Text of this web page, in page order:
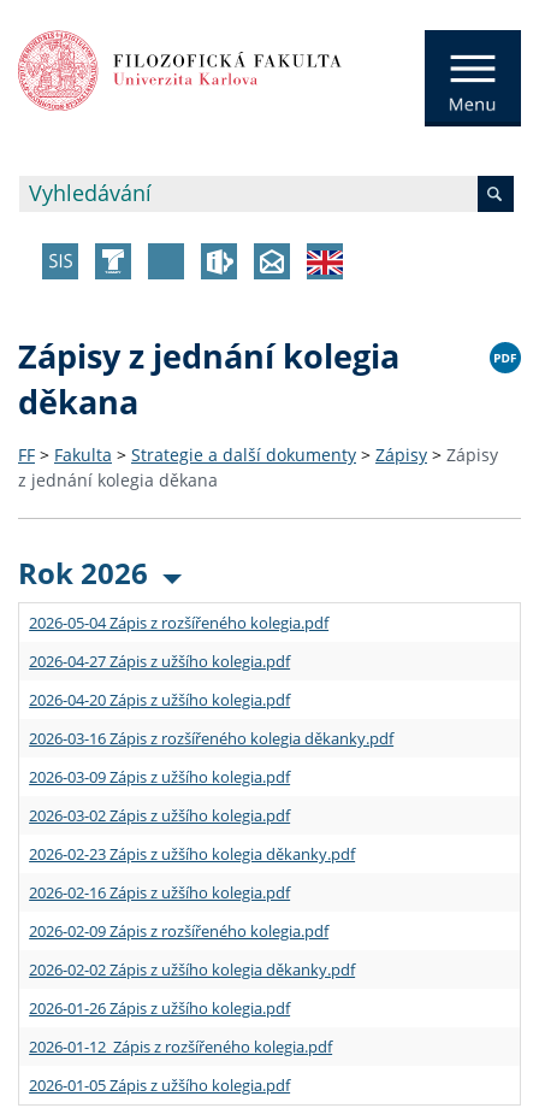
Zápisy z jednání kolegia
děkana
FF > Fakulta > Strategie a další dokumenty > Zápisy > Zápisy
z jednání kolegia děkana
Rok 2026
2026-05-04 Zápis z rozšířeného kolegia.pdf
2026-04-27 Zápis z užšího kolegia.pdf
2026-04-20 Zápis z užšího kolegia.pdf
2026-03-16 Zápis z rozšířeného kolegia děkanky.pdf
2026-03-09 Zápis z užšího kolegia.pdf
2026-03-02 Zápis z užšího kolegia.pdf
2026-02-23 Zápis z užšího kolegia děkanky.pdf
2026-02-16 Zápis z užšího kolegia.pdf
2026-02-09 Zápis z rozšířeného kolegia.pdf
2026-02-02 Zápis z užšího kolegia děkanky.pdf
2026-01-26 Zápis z užšího kolegia.pdf
2026-01-12 Zápis z rozšířeného kolegia.pdf
2026-01-05 Zápis z užšího kolegia.pdf